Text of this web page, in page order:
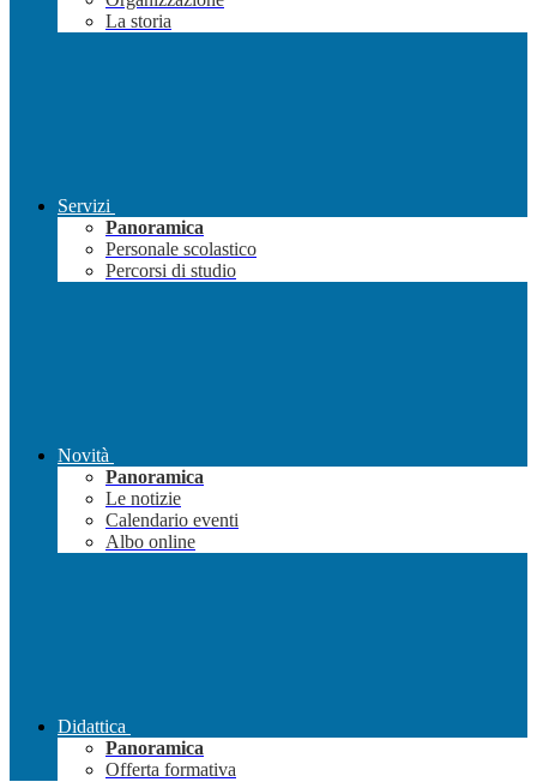
La storia
Servizi
Panoramica
Personale scolastico
Percorsi di studio
Novità
Panoramica
Le notizie
Calendario eventi
Albo online
Didattica
Panoramica
Offerta formativa